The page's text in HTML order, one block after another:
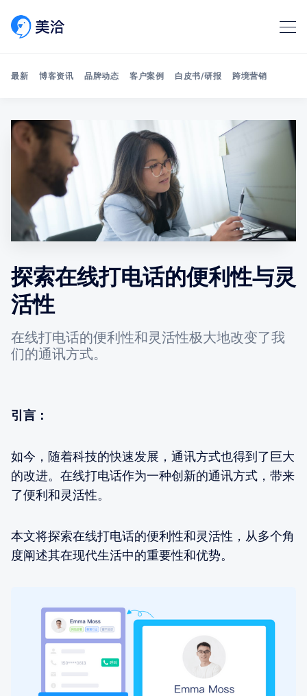
Search 美洽博客
最新 博客资讯 品牌动态 客户案例 白皮书/研报 跨境营销
探索在线打电话的便利性与灵
活性
在线打电话的便利性和灵活性极大地改变了我
们的通讯方式。
引言：
如今，随着科技的快速发展，通讯方式也得到了巨大
的改进。在线打电话作为一种创新的通讯方式，带来
了便利和灵活性。
本文将探索在线打电话的便利性和灵活性，从多个角
度阐述其在现代生活中的重要性和优势。